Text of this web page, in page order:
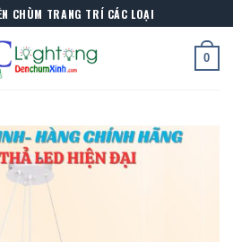
CHÙM TRANG TRÍ CÁC LOẠI
0